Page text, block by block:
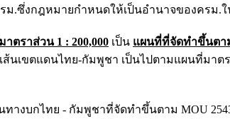
ม.ซึ่งกฎหมายกำหนดให้เป็นอำนาจของครม.
ตราส่วน 1 : 200,000 เป็น แผนที่ที่จัดทำขึ้นตา
นเขตแดนไทย-กัมพูชา เป็นไปตามแผนที่มาตร
างบกไทย - กัมพูชาที่จัดทำขึ้นตาม MOU